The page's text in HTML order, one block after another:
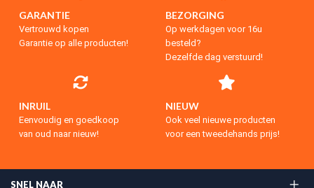
GARANTIE
Vertrouwd kopen
Garantie op alle producten!
BEZORGING
Op werkdagen voor 16u
besteld?
Dezelfde dag verstuurd!
INRUIL
Eenvoudig en goedkoop
van oud naar nieuw!
NIEUW
Ook veel nieuwe producten
voor een tweedehands prijs!
SNEL NAAR